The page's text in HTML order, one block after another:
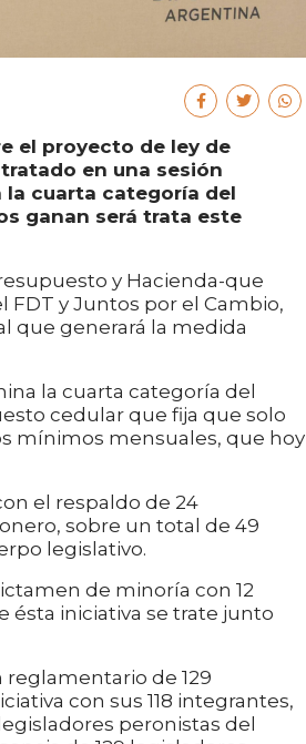
el proyecto de ley de
en una sesión
la cuarta categoría del
ganan será trata este
y Hacienda-que
y Juntos por el Cambio,
que generará la medida
la cuarta categoría del
cedular que fija que solo
mínimos mensuales, que hoy
el respaldo de 24
sobre un total de 49
legislativo.
de minoría con 12
ésta iniciativa se trate junto
de 129
con sus 118 integrantes,
peronistas del